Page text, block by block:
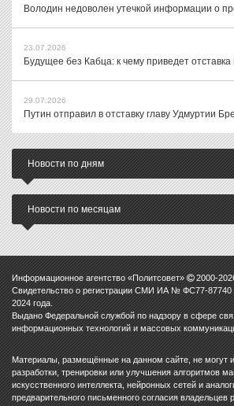
Володин недоволен утечкой информации о
23.07.2026
Будущее без Кабца: к чему приведет
29.07.2026
Путин отправил в отставку главу Удмуртии
Новости по дням
Новости по месяцам
Информационное агентство «Политсовет» 2000-
Свидетельство о регистрации СМИ ИА № ФС77-87740
2024 года.
Выдано Федеральной службой по надзору в сфере
информационных технологий и массовых
Материалы, размещённые на данном сайте, не могут
разработки, тренировки или улучшения алгоритмов
искусственного интеллекта, нейронных сетей и
предварительного письменного согласия владельцев